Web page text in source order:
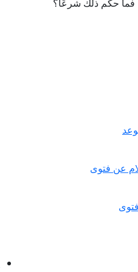
فما حكم ذلك شرعًا؟
عن فتوى